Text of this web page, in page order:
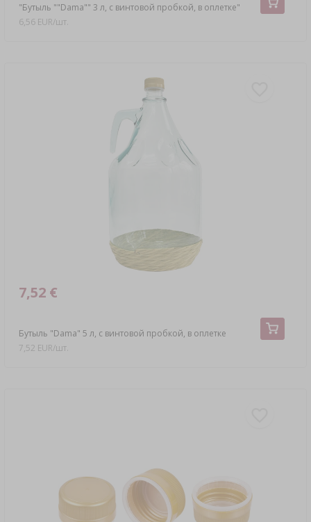
"Бутыль ""Dama"" 3 л, с винтовой пробкой, в оплетке"
6,56 EUR/шт.
Бутыль "Dama" 5 л, с винтовой пробкой, в оплетке
7,52 €
7,52 EUR/шт.